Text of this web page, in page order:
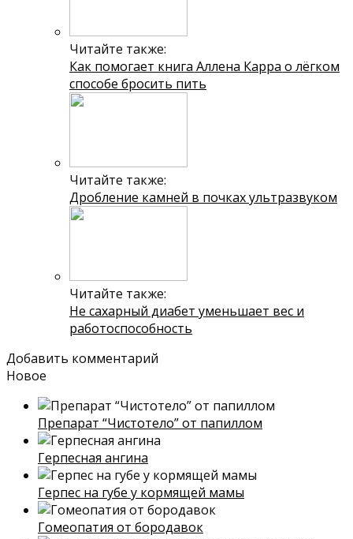
Читайте также:
Как помогает книга Аллена Карра о лёгком
способе бросить пить
Читайте также:
Дробление камней в почках ультразвуком
Читайте также:
Не сахарный диабет уменьшает вес и
работоспособность
Добавить комментарий
Новое
Препарат “Чистотело” от папиллом
Герпесная ангина
Герпес на губе у кормящей мамы
Гомеопатия от бородавок